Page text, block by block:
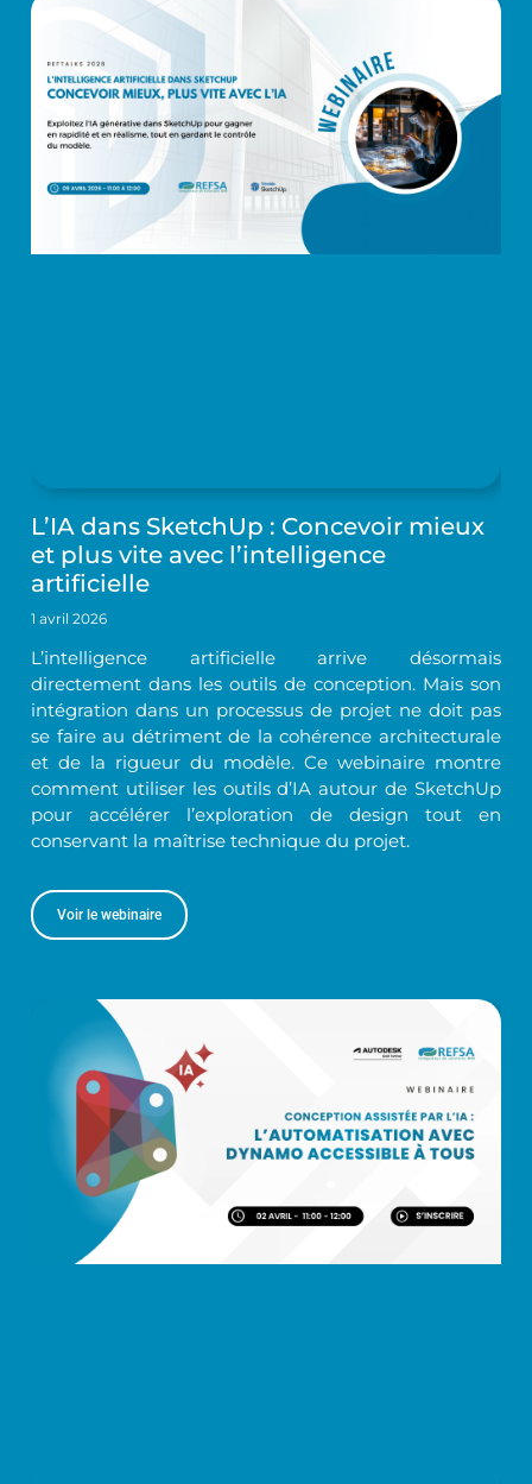
L’IA dans SketchUp : Concevoir mieux
et plus vite avec l’intelligence
artificielle
1 avril 2026
L’intelligence artificielle arrive désormais
directement dans les outils de conception. Mais son
intégration dans un processus de projet ne doit pas
se faire au détriment de la cohérence architecturale
et de la rigueur du modèle. Ce webinaire montre
comment utiliser les outils d’IA autour de SketchUp
pour accélérer l’exploration de design tout en
conservant la maîtrise technique du projet.
Voir le webinaire